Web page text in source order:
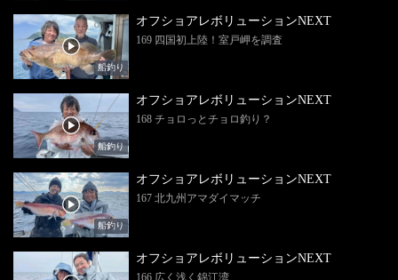
船釣り
オフショアレボリューションNEXT
169 四国初上陸！室戸岬を調査
船釣り
オフショアレボリューションNEXT
168 チョロっとチョロ釣り？
船釣り
オフショアレボリューションNEXT
167 北九州アマダイマッチ
オフショアレボリューションNEXT
166 広く浅く錦江湾